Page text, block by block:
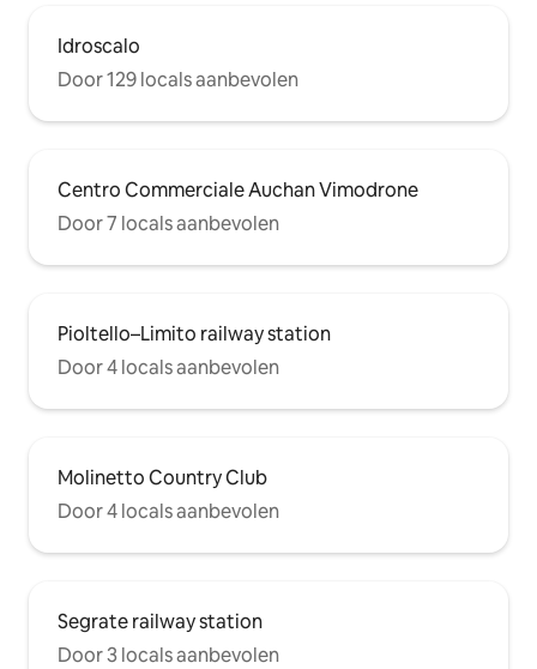
Idroscalo
Door 129 locals aanbevolen
Centro Commerciale Auchan Vimodrone
Door 7 locals aanbevolen
Pioltello–Limito railway station
Door 4 locals aanbevolen
Molinetto Country Club
Door 4 locals aanbevolen
Segrate railway station
Door 3 locals aanbevolen